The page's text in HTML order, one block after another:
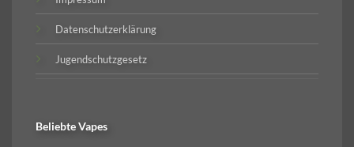
Datenschutzerklärung
Jugendschutzgesetz
BeliebteVapes